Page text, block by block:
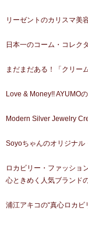
リーゼントのカリスマ美
日本一のコーム・コレク
まだまだある！「クリー
Love & Money!! AYUMO
Modern Silver Jewelry
Soyoちゃんのオリジナル
ロカビリー・ファッショ
心ときめく人気ブランド
浦江アキコの“真心ロカ